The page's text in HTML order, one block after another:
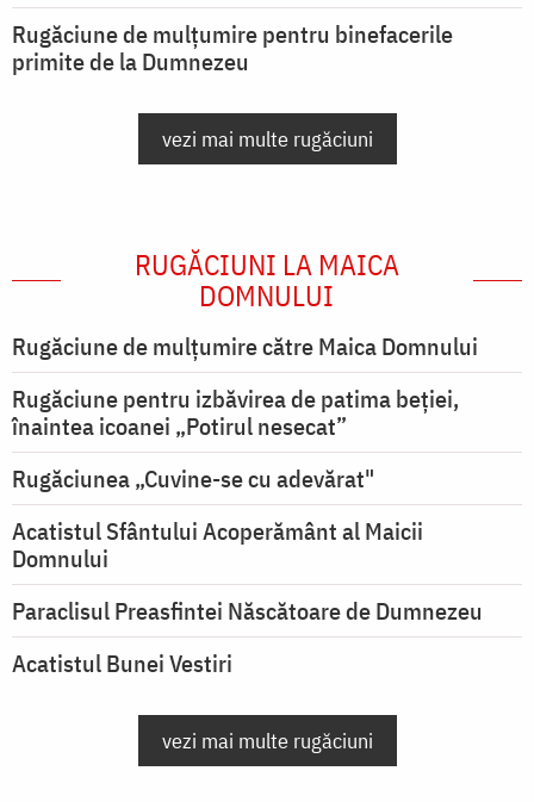
Rugăciune de mulțumire pentru binefacerile
primite de la Dumnezeu
vezi mai multe rugăciuni
RUGĂCIUNI LA MAICA
DOMNULUI
Rugăciune de mulţumire către Maica Domnului
Rugăciune pentru izbăvirea de patima beției,
înaintea icoanei „Potirul nesecat”
Rugăciunea „Cuvine-se cu adevărat"
Acatistul Sfântului Acoperământ al Maicii
Domnului
Paraclisul Preasfintei Născătoare de Dumnezeu
Acatistul Bunei Vestiri
vezi mai multe rugăciuni